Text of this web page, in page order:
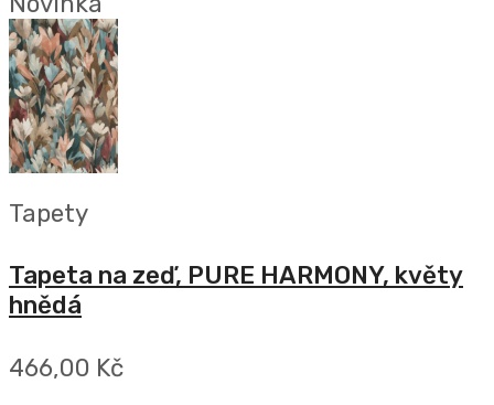
Tapety
Tapeta na zeď, PURE HARMONY, květy
hnědá
466,00 Kč